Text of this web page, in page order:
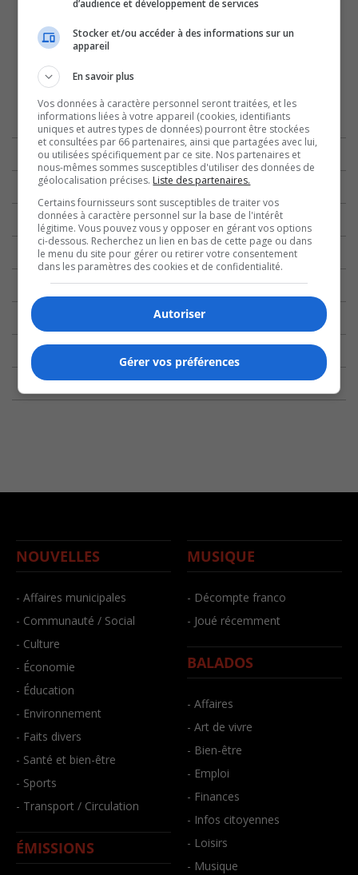
NOUVELLES
- Affaires municipales
- Communauté / Social
- Culture
- Économie
- Éducation
- Environnement
- Faits divers
- Santé et bien-être
- Sports
- Transport / Circulation
ÉMISSIONS
MUSIQUE
- Décompte franco
- Joué récemment
BALADOS
- Affaires
- Art de vivre
- Bien-être
- Emploi
- Finances
- Infos citoyennes
- Loisirs
- Musique
d’audience et développement de services
Stocker et/ou accéder à des informations sur un
appareil
En savoir plus
Vos données à caractère personnel seront traitées, et les
informations liées à votre appareil (cookies, identifiants
uniques et autres types de données) pourront être stockées
et consultées par 66 partenaires, ainsi que partagées avec lui,
ou utilisées spécifiquement par ce site. Nos partenaires et
nous-mêmes sommes susceptibles d'utiliser des données de
géolocalisation précises. Liste des partenaires.
Certains fournisseurs sont susceptibles de traiter vos
données à caractère personnel sur la base de l'intérêt
légitime. Vous pouvez vous y opposer en gérant vos options
ci-dessous. Recherchez un lien en bas de cette page ou dans
le menu du site pour gérer ou retirer votre consentement
dans les paramètres des cookies et de confidentialité.
Autoriser
Gérer vos préférences